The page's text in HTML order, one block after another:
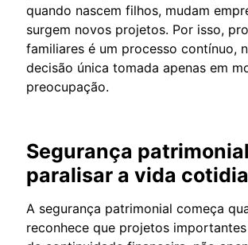
quando nascem filhos, mudam
surgem novos projetos. Por isso,
familiares é um processo contínuo,
decisão única tomada apenas em
preocupação.
Segurança
paralisar a vida
A segurança patrimonial começa
reconhece que projetos